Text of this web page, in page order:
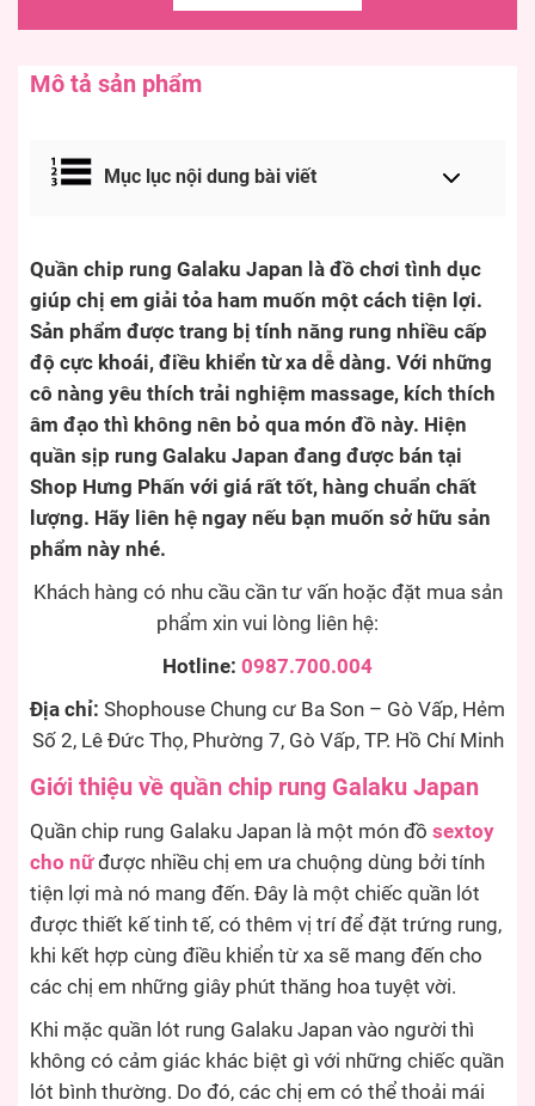
Mô tả sản phẩm
Mục lục nội dung bài viết
Quần chip rung Galaku Japan là đồ chơi tình dục
giúp chị em giải tỏa ham muốn một cách tiện lợi.
Sản phẩm được trang bị tính năng rung nhiều cấp
độ cực khoái, điều khiển từ xa dễ dàng. Với những
cô nàng yêu thích trải nghiệm massage, kích thích
âm đạo thì không nên bỏ qua món đồ này. Hiện
quần sịp rung Galaku Japan đang được bán tại
Shop Hưng Phấn với giá rất tốt, hàng chuẩn chất
lượng. Hãy liên hệ ngay nếu bạn muốn sở hữu sản
phẩm này nhé.
Khách hàng có nhu cầu cần tư vấn hoặc đặt mua sản
phẩm xin vui lòng liên hệ:
Hotline: 0987.700.004
Địa chỉ: Shophouse Chung cư Ba Son – Gò Vấp, Hẻm
Số 2, Lê Đức Thọ, Phường 7, Gò Vấp, TP. Hồ Chí Minh
Giới thiệu về quần chip rung Galaku Japan
Quần chip rung Galaku Japan là một món đồ sextoy
cho nữđược nhiều chị em ưa chuộng dùng bởi tính
tiện lợi mà nó mang đến. Đây là một chiếc quần lót
được thiết kế tinh tế, có thêm vị trí để đặt trứng rung,
khi kết hợp cùng điều khiển từ xa sẽ mang đến cho
các chị em những giây phút thăng hoa tuyệt vời.
Khi mặc quần lót rung Galaku Japan vào người thì
không có cảm giác khác biệt gì với những chiếc quần
lót bình thường. Do đó, các chị em có thể thoải mái